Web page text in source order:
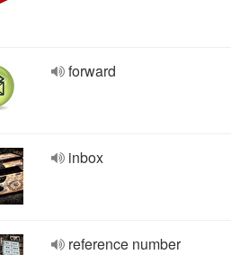
forward
inbox
reference number